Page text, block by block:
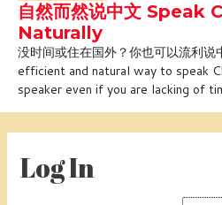
自然而然说中文 Speak
Naturally
没时间或住在国外？你也可以流利说
efficient and natural way to speak
speaker even if you are lacking of
Log In